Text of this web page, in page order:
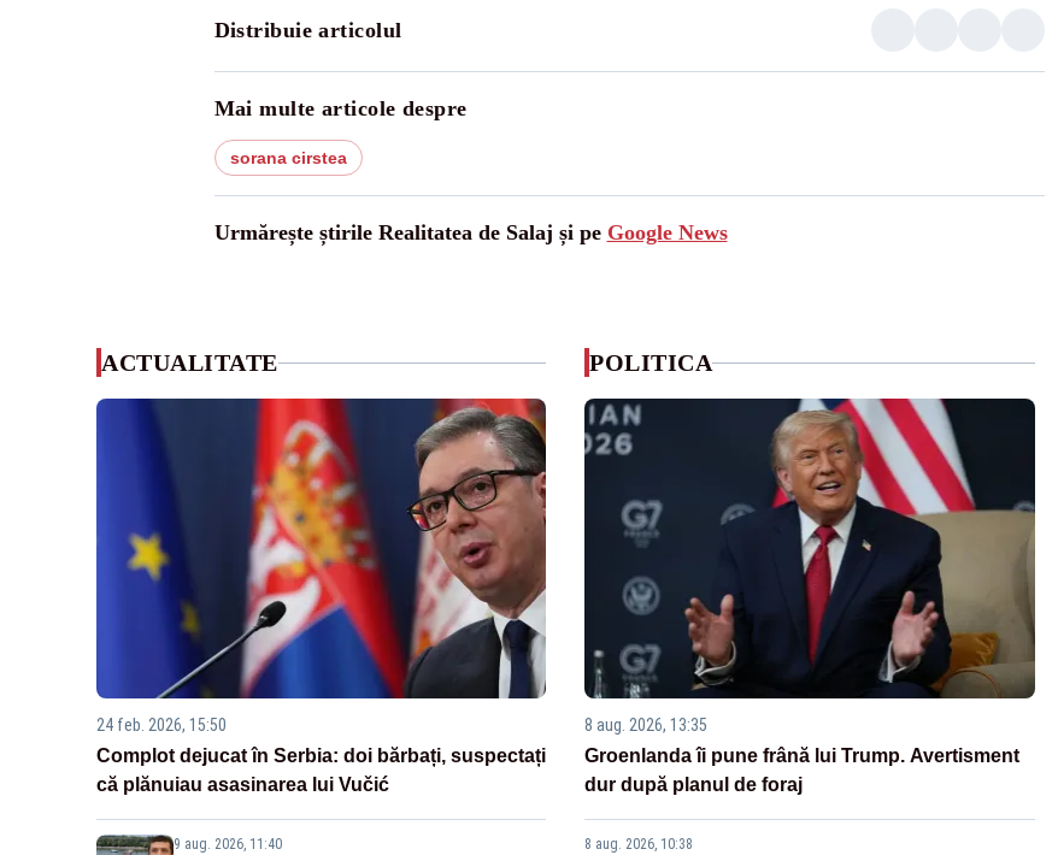
Distribuie articolul
Mai multe articole despre
sorana cirstea
Urmărește știrile Realitatea de Salaj și pe Google News
ACTUALITATE
24 feb. 2026, 15:50
Complot dejucat în Serbia: doi bărbați, suspectați
că plănuiau asasinarea lui Vučić
9 aug. 2026, 11:40
POLITICA
8 aug. 2026, 13:35
Groenlanda îi pune frână lui Trump. Avertisment
dur după planul de foraj
8 aug. 2026, 10:38